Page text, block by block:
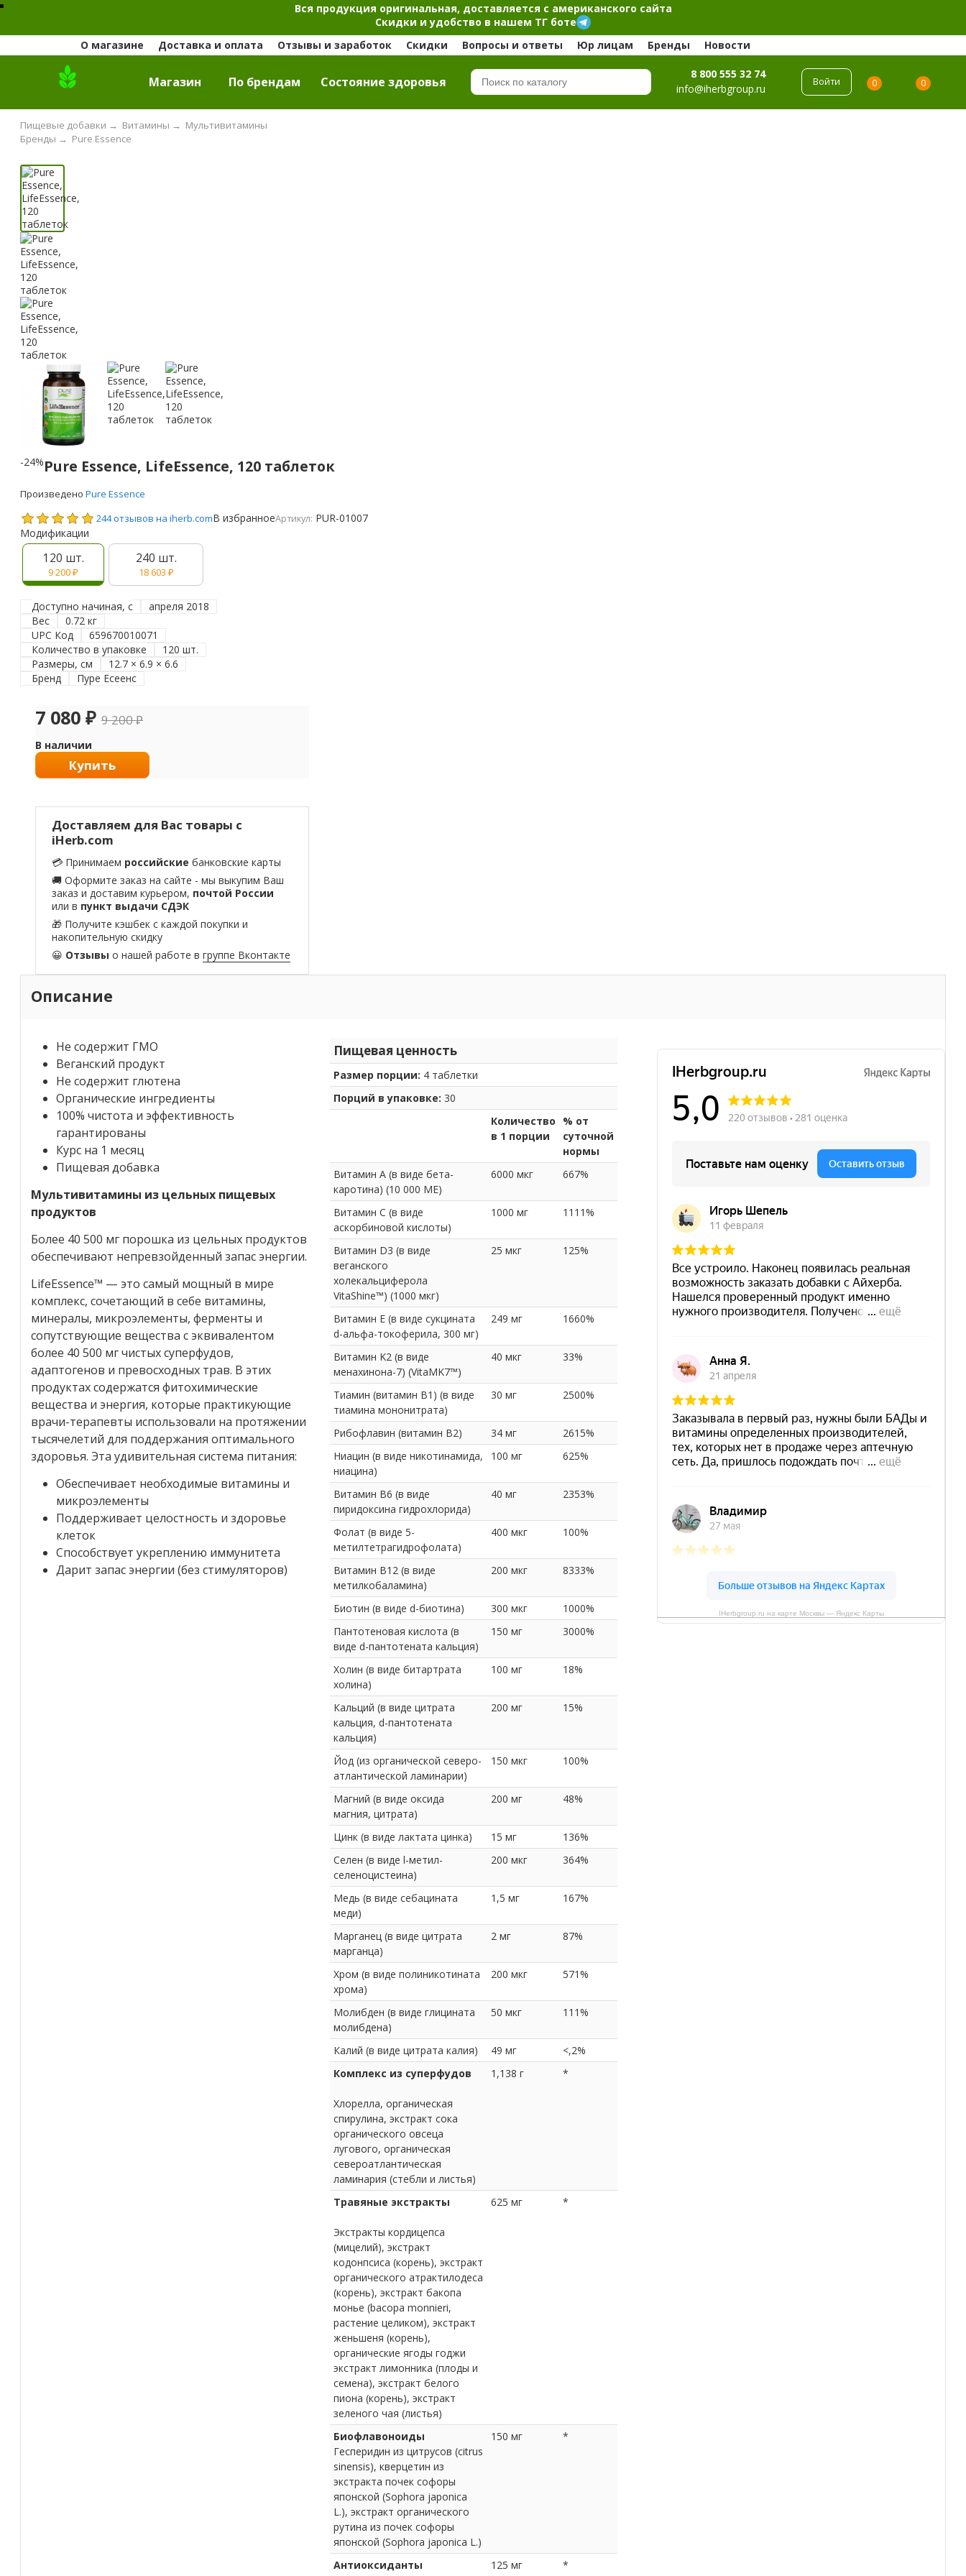
Вся продукция оригинальная, доставляется с американского сайта
Скидки и удобство в нашем ТГ боте
О магазине
Доставка и оплата Отзывы и заработок Скидки Вопросы и ответы Юр лицам Бренды Новости
Магазин По брендам Cостояние здоровья
8 800 555 32 74
info@iherbgroup.ru
Войти 0 0
Пищевые добавки → Витамины → Мультивитамины
Pure Essence
Бренды →
-24%Pure Essence, LifeEssence, 120 таблеток
Произведено Pure Essence
244 отзывов на iherb.comВ избранноеАртикул: PUR-01007
Модификации
120 шт.
9 200₽
240 шт.
18 603 ₽
Доступно начиная, с
апреля 2018
Вес
0.72 кг
UPC Код
659670010071
Количество в упаковке
120 шт.
Размеры, см
12.7 × 6.9 × 6.6
Бренд
Пуре Есеенс
7 080 ₽ 9 200₽
В наличии
Купить
Доставляем для Вас товары с
iHerb.com
💳 Принимаем российские банковские карты
🚚 Оформите заказ на сайте - мы выкупим Ваш
заказ и доставим курьером, почтой России
или в пункт выдачи СДЭК
🎁 Получите кэшбек с каждой покупки и
накопительную скидку
😀 Отзывы о нашей работе вгруппе Вконтакте
Описание
Пищевая ценность
Размер порции: 4 таблетки
Порций в упаковке: 30
Количество
в 1 порции
% от
суточной
нормы
Витамин A (в виде бета-
каротина) (10 000 МЕ)
6000 мкг 667%
Витамин C (в виде
аскорбиновой кислоты)
1000 мг 1111%
Витамин D3 (в виде
веганского
холекальциферола
VitaShine™) (1000 мкг)
25 мкг 125%
Витамин E (в виде сукцината
d-альфа-токоферила, 300 мг)
249 мг 1660%
Витамин K2 (в виде
менахинона-7) (VitaMK7™)
40 мкг 33%
Тиамин (витамин B1) (в виде
тиамина мононитрата)
30 мг 2500%
Рибофлавин (витамин B2) 34 мг
2615%
Ниацин (в виде никотинамида,
ниацина)
100 мг 625%
Витамин B6 (в виде
пиридоксина гидрохлорида)
40 мг 2353%
Фолат (в виде 5-
метилтетрагидрофолата)
400 мкг 100%
Витамин B12 (в виде
метилкобаламина)
200 мкг 8333%
Биотин (в виде d-биотина) 300 мкг
1000%
Пантотеновая кислота (в
виде d-пантотената кальция)
150 мг 3000%
Холин (в виде битартрата
холина)
100 мг 18%
Кальций (в виде цитрата
кальция, d-пантотената
кальция)
200 мг 15%
Йод (из органической северо-
атлантической ламинарии)
150 мкг 100%
Магний (в виде оксида
магния, цитрата)
200 мг 48%
Цинк (в виде лактата цинка) 15 мг
136%
Селен (в виде l-метил-
селеноцистеина)
200 мкг 364%
Медь (в виде себацината
меди)
1,5 мг 167%
Марганец (в виде цитрата
марганца)
2 мг 87%
Хром (в виде полиникотината
хрома)
200 мкг 571%
Молибден (в виде глицината
молибдена)
50 мкг 111%
Калий (в виде цитрата калия) 49 мг
<,2%
Комплекс из суперфудов
Хлорелла, органическая
спирулина, экстракт сока
органического овсеца
лугового, органическая
североатлантическая
ламинария (стебли и листья)
1,138 г *
Травяные экстракты
Экстракты кордицепса
(мицелий), экстракт
кодонпсиса (корень), экстракт
органического атрактилодеса
(корень), экстракт бакопа
монье (bacopa monnieri,
растение целиком), экстракт
женьшеня (корень),
органические ягоды годжи
экстракт лимонника (плоды и
семена), экстракт белого
пиона (корень), экстракт
зеленого чая (листья)
625 мг *
Биофлавоноиды
Гесперидин из цитрусов (citrus
sinensis), кверцетин из
экстракта почек софоры
японской (Sophora japonica
L.), экстракт органического
рутина из почек софоры
японской (Sophora japonica L.)
150 мг *
Антиоксиданты
125 мг *
Не содержит ГМО
Веганский продукт
Не содержит глютена
Органические ингредиенты
100% чистота и эффективность
гарантированы
Курс на 1 месяц
Пищевая добавка
Мультивитамины из цельных пищевых
продуктов
Более 40 500 мг порошка из цельных продуктов
обеспечивают непревзойденный запас энергии.
LifeEssence™ — это самый мощный в мире
комплекс, сочетающий в себе витамины,
минералы, микроэлементы, ферменты и
сопутствующие вещества с эквивалентом
более 40 500 мг чистых суперфудов,
адаптогенов и превосходных трав. В этих
продуктах содержатся фитохимические
вещества и энергия, которые практикующие
врачи-терапевты использовали на протяжении
тысячелетий для поддержания оптимального
здоровья. Эта удивительная система питания:
Обеспечивает необходимые витамины и
микроэлементы
Поддерживает целостность и здоровье
клеток
Способствует укреплению иммунитета
Дарит запас энергии (без стимуляторов)
IHerbgroup.ru на карте Москвы — Яндекс Карты